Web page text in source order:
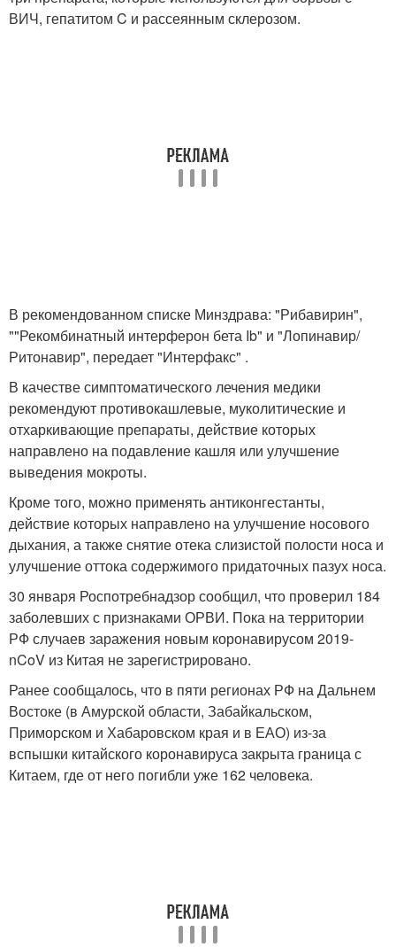
ВИЧ, гепатитом C и рассеянным склерозом.
В рекомендованном списке Минздрава: "Рибавирин",
""Рекомбинатный интерферон бета Ib" и "Лопинавир/
Ритонавир", передает "Интерфакс" .
В качестве симптоматического лечения медики
рекомендуют противокашлевые, муколитические и
отхаркивающие препараты, действие которых
направлено на подавление кашля или улучшение
выведения мокроты.
Кроме того, можно применять антиконгестанты,
действие которых направлено на улучшение носового
дыхания, а также снятие отека слизистой полости носа и
улучшение оттока содержимого придаточных пазух носа.
30 января Роспотребнадзор сообщил, что проверил 184
заболевших с признаками ОРВИ. Пока на территории
РФ случаев заражения новым коронавирусом 2019-
nCoV из Китая не зарегистрировано.
Ранее сообщалось, что в пяти регионах РФ на Дальнем
Востоке (в Амурской области, Забайкальском,
Приморском и Хабаровском края и в ЕАО) из-за
вспышки китайского коронавируса закрыта граница с
Китаем, где от него погибли уже 162 человека.